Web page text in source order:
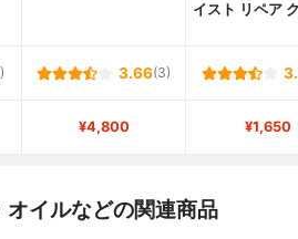
イスト リペア
3.66(3)
¥4,800 ¥1,650
オイルなどの関連商品